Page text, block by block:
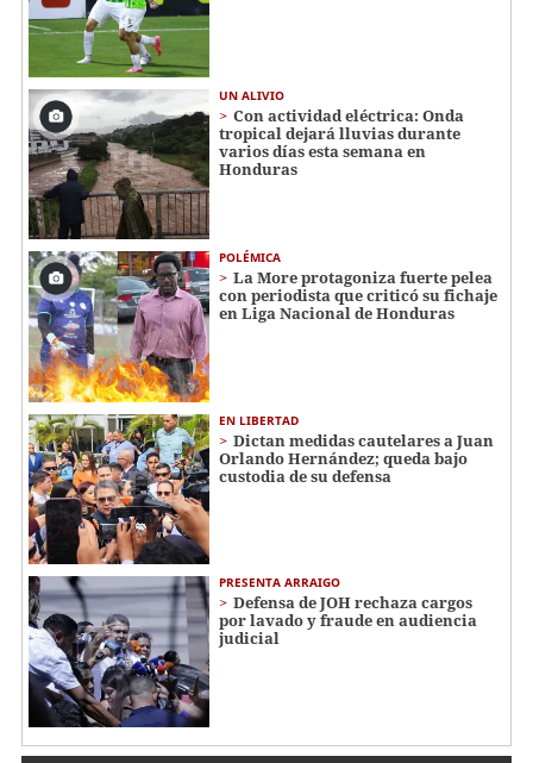
UN ALIVIO
Con actividad eléctrica: Onda
tropical dejará lluvias durante
varios días esta semana en
Honduras
POLÉMICA
La More protagoniza fuerte pelea
con periodista que criticó su fichaje
en Liga Nacional de Honduras
EN LIBERTAD
Dictan medidas cautelares a Juan
Orlando Hernández; queda bajo
custodia de su defensa
PRESENTA ARRAIGO
Defensa de JOH rechaza cargos
por lavado y fraude en audiencia
judicial